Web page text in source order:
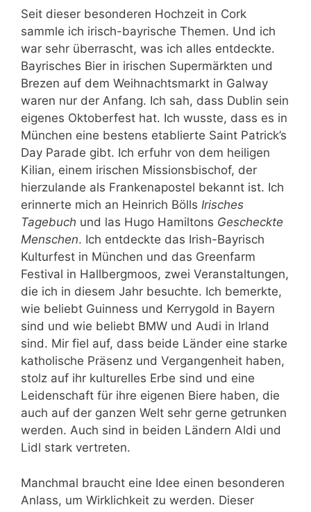
Seit dieser besonderen Hochzeit in Cork
sammle ich irisch-bayrische Themen. Und ich
war sehr überrascht, was ich alles entdeckte.
Bayrisches Bier in irischen Supermärkten und
Brezen auf dem Weihnachtsmarkt in Galway
waren nur der Anfang. Ich sah, dass Dublin sein
eigenes Oktoberfest hat. Ich wusste, dass es in
München eine bestens etablierte Saint Patrick’s
Day Parade gibt. Ich erfuhr von dem heiligen
Kilian, einem irischen Missionsbischof, der
hierzulande als Frankenapostel bekannt ist. Ich
erinnerte mich an Heinrich Bölls Irisches
Tagebuch und las Hugo Hamiltons Gescheckte
Menschen. Ich entdeckte das Irish-Bayrisch
Kulturfest in München und das Greenfarm
Festival in Hallbergmoos, zwei Veranstaltungen,
die ich in diesem Jahr besuchte. Ich bemerkte,
wie beliebt Guinness und Kerrygold in Bayern
sind und wie beliebt BMW und Audi in Irland
sind. Mir fiel auf, dass beide Länder eine starke
katholische Präsenz und Vergangenheit haben,
stolz auf ihr kulturelles Erbe sind und eine
Leidenschaft für ihre eigenen Biere haben, die
auch auf der ganzen Welt sehr gerne getrunken
werden. Auch sind in beiden Ländern Aldi und
Lidl stark vertreten.
Manchmal braucht eine Idee einen besonderen
Anlass, um Wirklichkeit zu werden. Dieser